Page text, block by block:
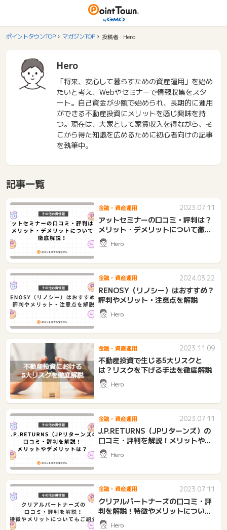
ポイントタウンTOP マガジンTOP 投稿者 : Hero
Hero
「将来、安心して暮らすための資産運用」を始め
たいと考え、Webやセミナーで情報収集をスタ
ート。自己資金が少額で始められ、長期的に運用
ができる不動産投資にメリットを感じ興味を持
つ。現在は、大家として家賃収入を得ながら、そ
こから得た知識を広めるために初心者向けの記事
を執筆中。
記事一覧
金融・資産運用 2023.07.11
アットセミナーの口コミ・評判は？
メリット・デメリットについて徹底
解説！Hero
金融・資産運用 2024.03.22
RENOSY（リノシー）はおすすめ？
評判やメリット・注意点を解説
Hero
金融・資産運用 2023.11.09
不動産投資で生じる5大リスクと
は？リスクを下げる手法を徹底解説
Hero
金融・資産運用 2023.07.11
J.P.RETURNS（JPリターンズ）の
口コミ・評判を解説！メリットやデ
メリットは？
Hero
金融・資産運用 2023.07.11
クリアルパートナーズの口コミ・評
判を解説！特徴やメリットについて
もご紹介
Hero